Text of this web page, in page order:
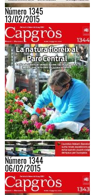
Número 1345
13/02/2015
Número 1344
06/02/2015